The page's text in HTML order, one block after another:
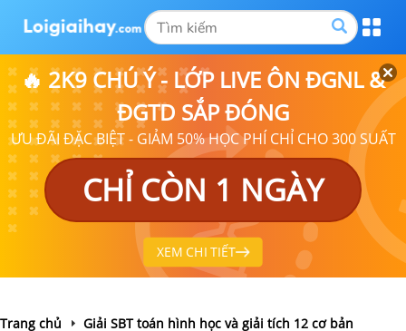
🔥 2K9 CHÚ Ý - LỚP LIVE ÔN ĐGNL &
ĐGTD SẮP ĐÓNG
ƯU ĐÃI ĐẶC BIỆT - GIẢM 50% HỌC PHÍ CHỈ CHO 300 SUẤT
CHỈ CÒN 1 NGÀY
XEM CHI TIẾT
Trang chủ Giải SBT toán hình học và giải tích 12 cơ bản